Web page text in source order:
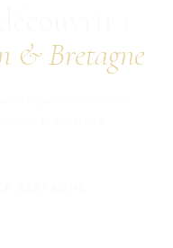
& Bretagne